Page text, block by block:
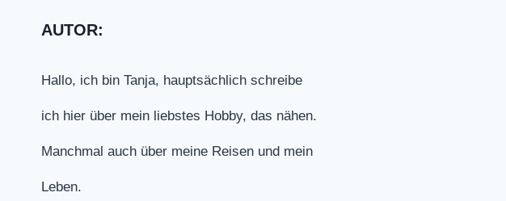
AUTOR:
Hallo, ich bin Tanja, hauptsächlich schreibe
ich hier über mein liebstes Hobby, das nähen.
Manchmal auch über meine Reisen und mein
Leben.